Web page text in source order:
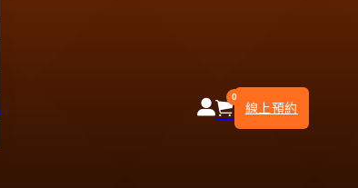
0
線上預約